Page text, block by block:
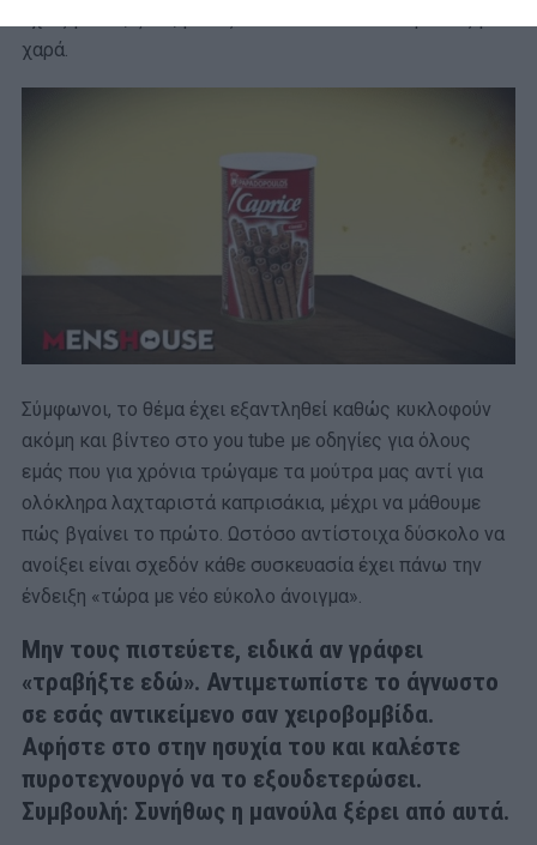
χαρά.
Σύμφωνοι, το θέμα έχει εξαντληθεί καθώς κυκλοφούν
ακόμη και βίντεο στο you tube με οδηγίες για όλους
εμάς που για χρόνια τρώγαμε τα μούτρα μας αντί για
ολόκληρα λαχταριστά καπρισάκια, μέχρι να μάθουμε
πώς βγαίνει το πρώτο. Ωστόσο αντίστοιχα δύσκολο να
ανοίξει είναι σχεδόν κάθε συσκευασία έχει πάνω την
ένδειξη «τώρα με νέο εύκολο άνοιγμα».
Μην τους πιστεύετε, ειδικά αν γράφει
«τραβήξτε εδώ». Αντιμετωπίστε το άγνωστο
σε εσάς αντικείμενο σαν χειροβομβίδα.
Αφήστε στο στην ησυχία του και καλέστε
πυροτεχνουργό να το εξουδετερώσει.
Συμβουλή: Συνήθως η μανούλα ξέρει από αυτά.